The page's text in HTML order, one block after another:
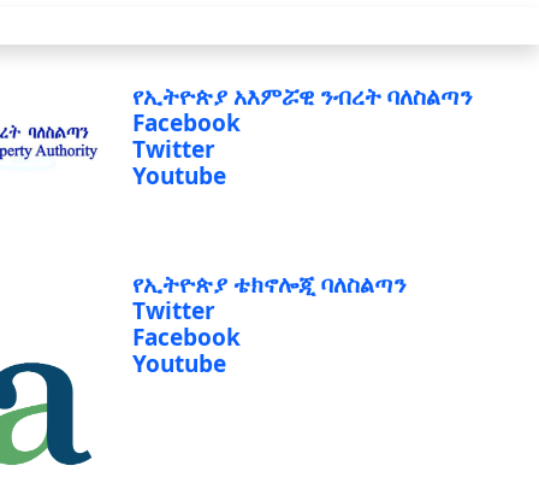
Facebook
Twitter
Youtube
Twitter
Facebook
Youtube